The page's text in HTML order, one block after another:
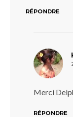
RÉPONDRE
Merci
RÉPONDRE